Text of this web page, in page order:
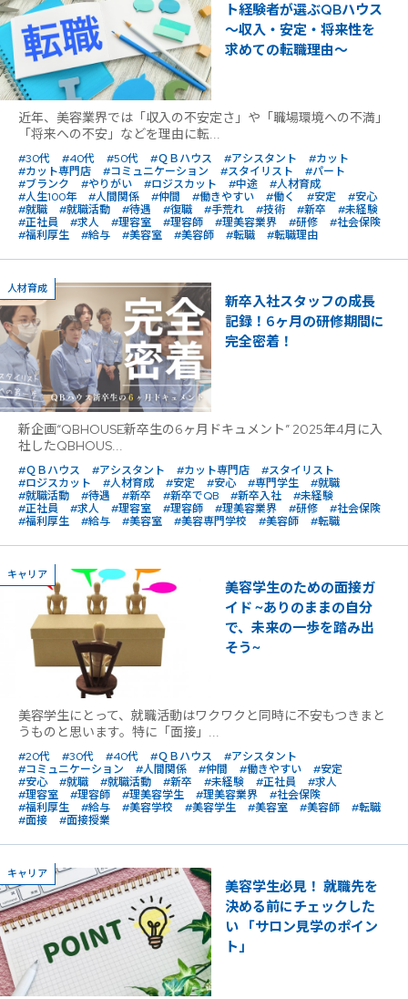
ト経験者が選ぶQBハウス
〜収入・安定・将来性を
求めての転職理由〜
近年、美容業界では「収入の不安定さ」や「職場環境への不満」
「将来への不安」などを理由に転...
#30代 #40代 #50代 #ＱＢハウス #アシスタント
#カット
#カット専門店
#コミュニケーション #スタイリスト
#パート
#ブランク
#やりがい #ロジスカット #中途
#人材育成
#人生100年
#人間関係 #仲間 #働きやすい #働く #安定
#安心
#就職
#就職活動 #待遇 #復職 #手荒れ #技術 #新卒
#未経験
#正社員
#求人 #理容室 #理容師 #理美容業界 #研修
#社会保険
#福利厚生
#給与 #美容室 #美容師 #転職 #転職理由
人材育成
新卒入社スタッフの成長
記録！6ヶ月の研修期間に
完全密着！
新企画“QBHOUSE新卒生の6ヶ月ドキュメント” 2025年4月に入
社したQBHOUS...
#ＱＢハウス #アシスタント #カット専門店
#スタイリスト
#ロジスカット
#人材育成 #安定 #安心 #専門学生
#就職
#就職活動
#待遇 #新卒 #新卒でQB #新卒入社
#未経験
#正社員
#求人 #理容室 #理容師 #理美容業界 #研修
#社会保険
#福利厚生
#給与 #美容室 #美容専門学校 #美容師 #転職
キャリア
美容学生のための面接ガ
イド ~ありのままの自分
で、未来の一歩を踏み出
そう~
美容学生にとって、就職活動はワクワクと同時に不安もつきまと
うものと思います。特に「面接」...
#20代 #30代 #40代 #ＱＢハウス
#アシスタント
#コミュニケーション
#人間関係 #仲間 #働きやすい
#安定
#安心
#就職 #就職活動 #新卒 #未経験 #正社員
#求人
#理容室
#理容師 #理美容学生 #理美容業界
#社会保険
#福利厚生
#給与 #美容学校 #美容学生 #美容室 #美容師
#転職
#面接
#面接授業
キャリア
美容学生必見！ 就職先を
決める前にチェックした
い 「サロン見学のポイン
ト」